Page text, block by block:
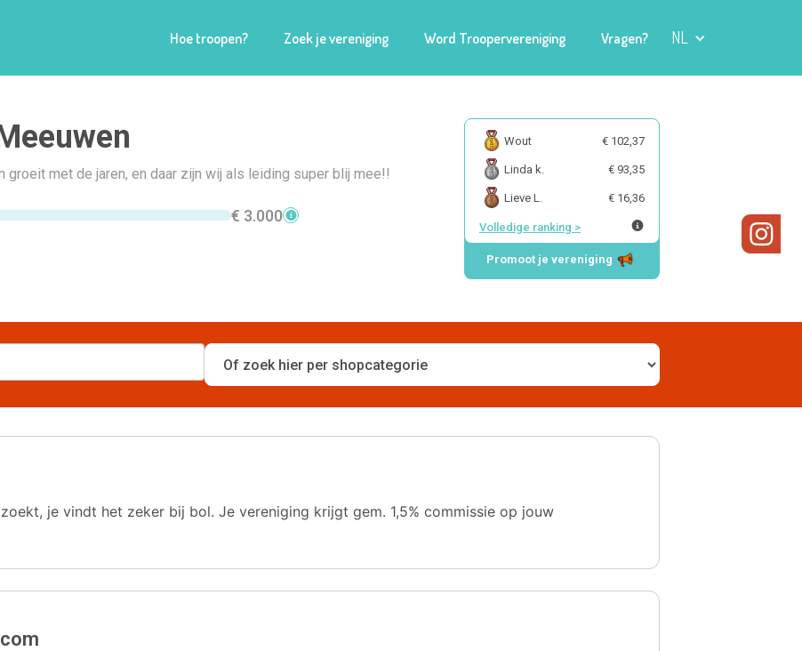
Hoe troopen? Zoek je vereniging Word Troopervereniging Vragen? NL
groeit met de jaren, en daar zijn wij als leiding super blij mee!!
€ 3.000
Wout € 102,37
Linda k. € 93,35
Lieve L. € 16,36
Volledige ranking >
Promoot je vereniging
je vindt het zeker bij bol. Je vereniging krijgt gem. 1,5% commissie op jouw